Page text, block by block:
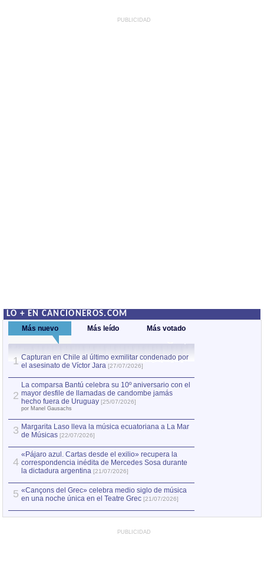
PUBLICIDAD
LO + EN CANCIONEROS.COM
Más nuevo Más leído Más votado
1 Capturan en Chile al último exmilitar condenado por
el asesinato de Víctor Jara [27/07/2026]
2
La comparsa Bantú celebra su 10º aniversario con el
mayor desfile de llamadas de candombe jamás
hecho fuera de Uruguay [25/07/2026]
por Manel Gausachs
3 Margarita Laso lleva la música ecuatoriana a La Mar
de Músicas [22/07/2026]
4
«Pájaro azul. Cartas desde el exilio» recupera la
correspondencia inédita de Mercedes Sosa durante
la dictadura argentina [21/07/2026]
5 «Cançons del Grec» celebra medio siglo de música
en una noche única en el Teatre Grec [21/07/2026]
PUBLICIDAD